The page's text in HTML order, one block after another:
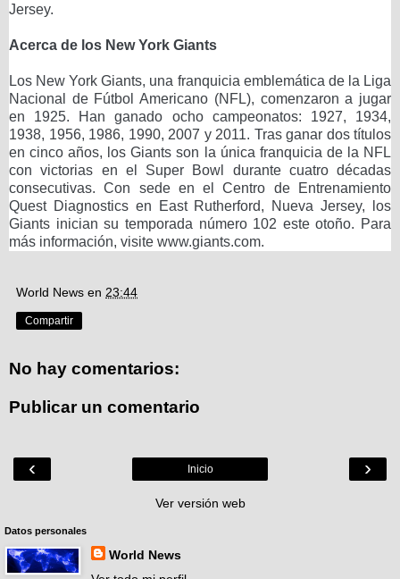
Jersey.
Acerca de los New York Giants
Los New York Giants, una franquicia emblemática de la Liga
Nacional de Fútbol Americano (NFL), comenzaron a jugar
en 1925. Han ganado ocho campeonatos: 1927, 1934,
1938, 1956, 1986, 1990, 2007 y 2011. Tras ganar dos títulos
en cinco años, los Giants son la única franquicia de la NFL
con victorias en el Super Bowl durante cuatro décadas
consecutivas. Con sede en el Centro de Entrenamiento
Quest Diagnostics en East Rutherford, Nueva Jersey, los
Giants inician su temporada número 102 este otoño. Para
más información, visite www.giants.com.
World News en 23:44
Compartir
No hay comentarios:
Publicar un comentario
‹ ›
Inicio
Ver versión web
Datos personales
World News